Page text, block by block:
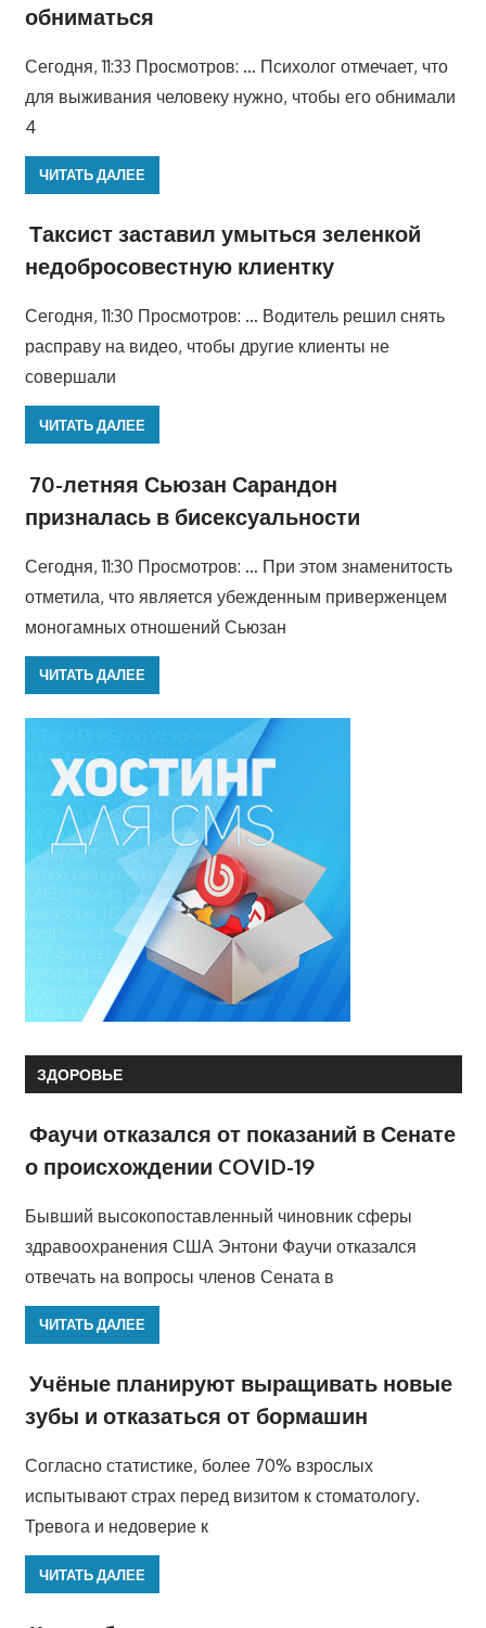
обниматься
Сегодня, 11:33 Просмотров: … Психолог отмечает, что
для выживания человеку нужно, чтобы его обнимали
4
ЧИТАТЬ ДАЛЕЕ
Таксист заставил умыться зеленкой
недобросовестную клиентку
Сегодня, 11:30 Просмотров: … Водитель решил снять
расправу на видео, чтобы другие клиенты не
совершали
ЧИТАТЬ ДАЛЕЕ
70-летняя Сьюзан Сарандон
призналась в бисексуальности
Сегодня, 11:30 Просмотров: … При этом знаменитость
отметила, что является убежденным приверженцем
моногамных отношений Сьюзан
ЧИТАТЬ ДАЛЕЕ
ЗДОРОВЬЕ
Фаучи отказался от показаний в Сенате
о происхождении COVID-19
Бывший высокопоставленный чиновник сферы
здравоохранения США Энтони Фаучи отказался
отвечать на вопросы членов Сената в
ЧИТАТЬ ДАЛЕЕ
Учёные планируют выращивать новые
зубы и отказаться от бормашин
Согласно статистике, более 70% взрослых
испытывают страх перед визитом к стоматологу.
Тревога и недоверие к
ЧИТАТЬ ДАЛЕЕ